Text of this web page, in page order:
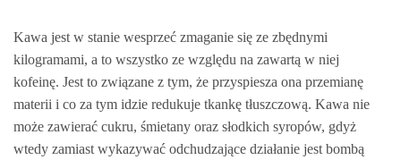
Kawa jest w stanie wesprzeć zmaganie się ze zbędnymi
kilogramami, a to wszystko ze względu na zawartą w niej
kofeinę. Jest to związane z tym, że przyspiesza ona przemianę
materii i co za tym idzie redukuje tkankę tłuszczową. Kawa nie
może zawierać cukru, śmietany oraz słodkich syropów, gdyż
wtedy zamiast wykazywać odchudzające działanie jest bombą